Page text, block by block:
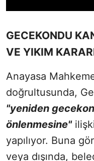
GECEKONDU
VE YIKIM
Anayasa
doğrultusunda,
"yeniden
önlenmesine"
yapılıyor. Buna
veya dışında,